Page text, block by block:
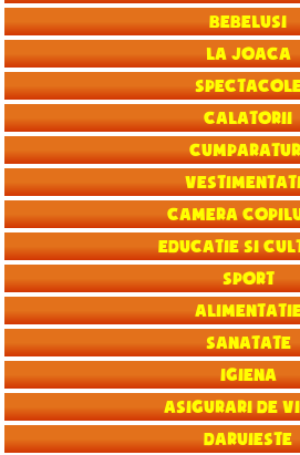
Bebelusi
La joaca
Calatorii
Camera
Educatie si
Sport
Sanatate
Igiena
Asigurari de
Daruieste